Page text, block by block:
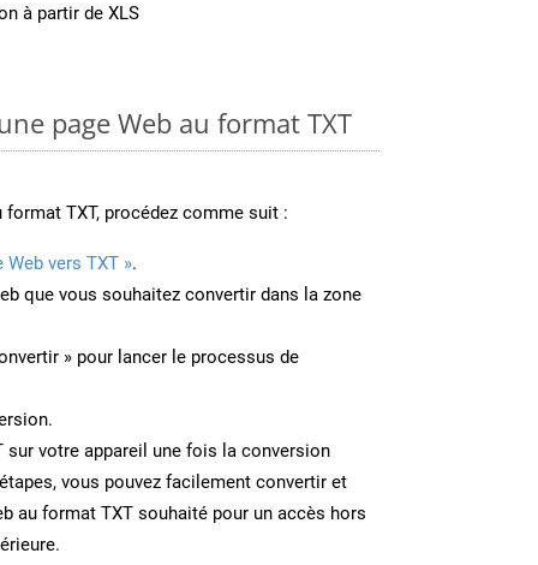
à partir de XLS
page Web au format TXT
format TXT, procédez comme suit :
Web vers TXT ».
que vous souhaitez convertir dans la zone
» pour lancer le processus de
sur votre appareil une fois la conversion
vous pouvez facilement convertir et
au format TXT souhaité pour un accès hors